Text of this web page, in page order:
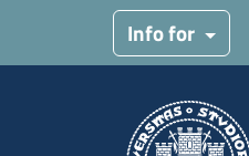
Skip to main content
Info for